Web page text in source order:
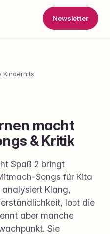
Newsletter
Kinderhits
macht
& Kritik
Spaß 2 bringt
Songs für Kita
analysiert Klang,
lobt die
aber manche
Sie